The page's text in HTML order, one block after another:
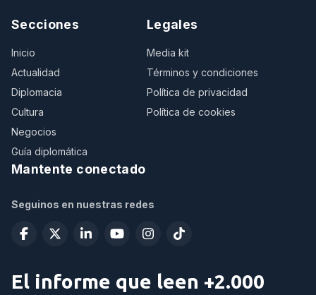
Secciones
Inicio
Actualidad
Diplomacia
Cultura
Negocios
Guía diplomática
Legales
Media kit
Términos y condiciones
Política de privacidad
Política de cookies
Mantente conectado
Seguinos en nuestras redes
El informe que leen +2.000